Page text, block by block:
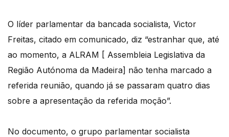
O líder parlamentar da bancada socialista, Victor
Freitas, citado em comunicado, diz “estranhar que, até
ao momento, a ALRAM [ Assembleia Legislativa da
Região Autónoma da Madeira] não tenha marcado a
referida reunião, quando já se passaram quatro dias
sobre a apresentação da referida moção”.
No documento, o grupo parlamentar socialista